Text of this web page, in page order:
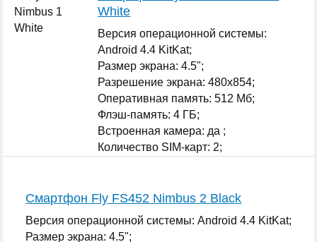
White
Версия операционной системы:
Android 4.4 KitKat;
Размер экрана: 4.5";
Разрешение экрана: 480x854;
Оперативная память: 512 Мб;
Флэш-память: 4 ГБ;
Встроенная камера: да ;
Количество SIM-карт: 2;
Смартфон Fly FS452 Nimbus 2 Black
Версия операционной системы: Android 4.4 KitKat;
Размер экрана: 4.5";